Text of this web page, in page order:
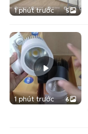
1 phút trước 5
1 phút trước 6